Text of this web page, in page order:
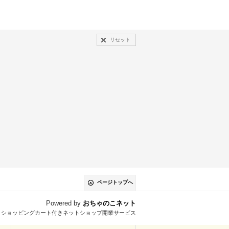
リセット
ページトップへ
Powered by おちゃのこネット
ョッピングカート付きネットショップ開業サービス